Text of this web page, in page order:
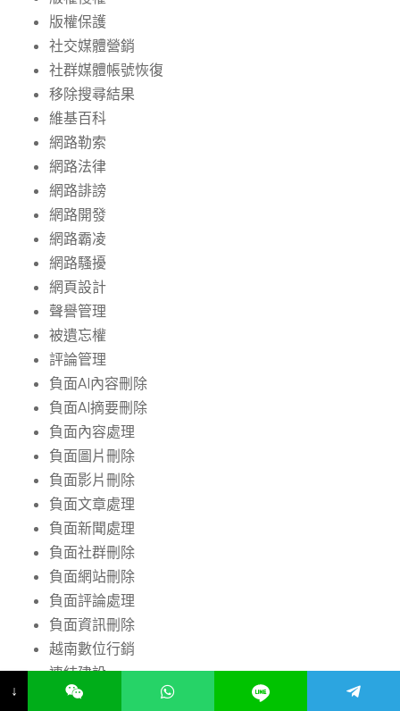
版權保護
社交媒體營銷
社群媒體帳號恢復
移除搜尋結果
維基百科
網路勒索
網路法律
網路誹謗
網路開發
網路霸凌
網路騷擾
網頁設計
聲譽管理
被遺忘權
評論管理
負面AI內容刪除
負面AI摘要刪除
負面內容處理
負面圖片刪除
負面影片刪除
負面文章處理
負面新聞處理
負面社群刪除
負面網站刪除
負面評論處理
負面資訊刪除
越南數位行銷
連結建設
電商SEO優化
↓